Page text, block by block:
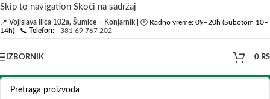
Skip to navigation Skoči na sadržaj
📍 Vojislava Ilića 102a, Šumice – Konjarnik | 🕘 Radno vreme: 09–20h (Subotom 10–
14h) | 📞 Telefon: +381 69 767 202
IZBORNIK 0